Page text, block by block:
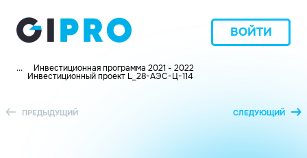
ВОЙТИ
... Инвестиционная программа 2021 - 2022
Инвестиционный проект L_28-АЭС-Ц-114
ПРЕДЫДУЩИЙ СЛЕДУЮЩИЙ